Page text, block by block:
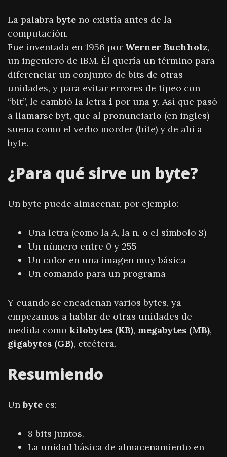
La palabrabyte no existía antes de la
computación.
Fue inventada en 1956 por Werner Buchholz,
un ingeniero de IBM. Él quería un término para
diferenciar un conjunto de bits de otras
unidades, y para evitar errores de tipeo con
“bit”, le cambió la letra i por una y. Así que pasó
a llamarse byt, que al pronunciarlo (en ingles)
suena como el verbo morder (bite) y de ahi a
byte.
¿Para qué sirve un byte?
Un byte puede almacenar, por ejemplo:
Una letra (como la A, la ñ, o el símbolo $)
Un número entre 0 y 255
Un color en una imagen muy básica
Un comando para un programa
Y cuando se encadenan varios bytes, ya
empezamos a hablar de otras unidades de
medida como kilobytes (KB), megabytes (MB),
gigabytes (GB), etcétera.
Resumiendo
Unbyte es:
8 bits juntos.
La unidad básica de almacenamiento en